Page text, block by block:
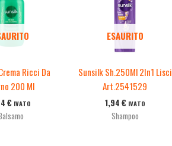
Ricci Da
200 Ml
€ IVATO
ESAURITO
Sunsilk Sh.250Ml 2In1 Lisci
Art.2541529
1,94 € IVATO
Shampoo